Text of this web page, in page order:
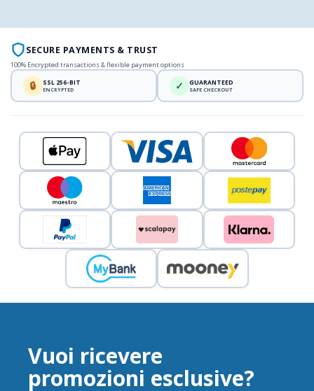
SECURE PAYMENTS & TRUST
100% Encrypted transactions & flexible payment options
🔒 SSL 256-BIT
ENCRYPTED ✓ GUARANTEED
SAFE CHECKOUT
Vuoi ricevere
promozioni esclusive?